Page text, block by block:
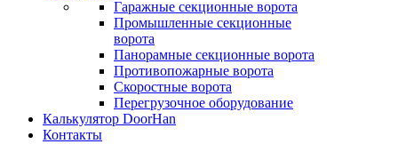
Гаражные секционные ворота
Промышленные секционные
ворота
Панорамные секционные ворота
Противопожарные ворота
Скоростные ворота
Перегрузочное оборудование
Калькулятор DoorHan
Контакты